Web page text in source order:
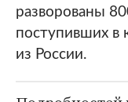
разворованы
поступивших в
из России.